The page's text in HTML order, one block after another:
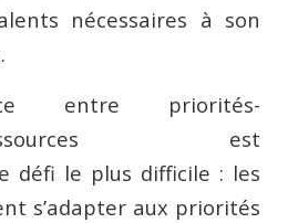
nécessaires à son
entre priorités-
ressources est
défi le plus difficile : les
s’adapter aux priorités